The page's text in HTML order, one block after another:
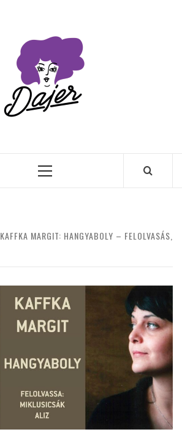
Primary
KAFFKA MARGIT: HANGYABOLY – FELOLVASÁS,